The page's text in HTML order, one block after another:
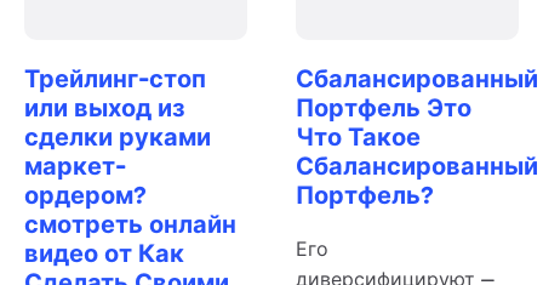
Трейлинг-стоп
или выход из
сделки руками
маркет-
ордером?
смотреть онлайн
видео от Как
Сбалансированный
Портфель Это
Что Такое
Сбалансированный
Портфель?
Его
диверсифицируют —